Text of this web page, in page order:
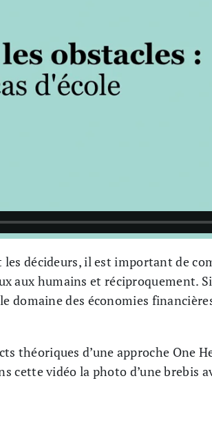
décideurs, il est important de
aux humains et réciproquement.
domaine des économies
théoriques d’une approche One
cette vidéo la photo d’une brebis